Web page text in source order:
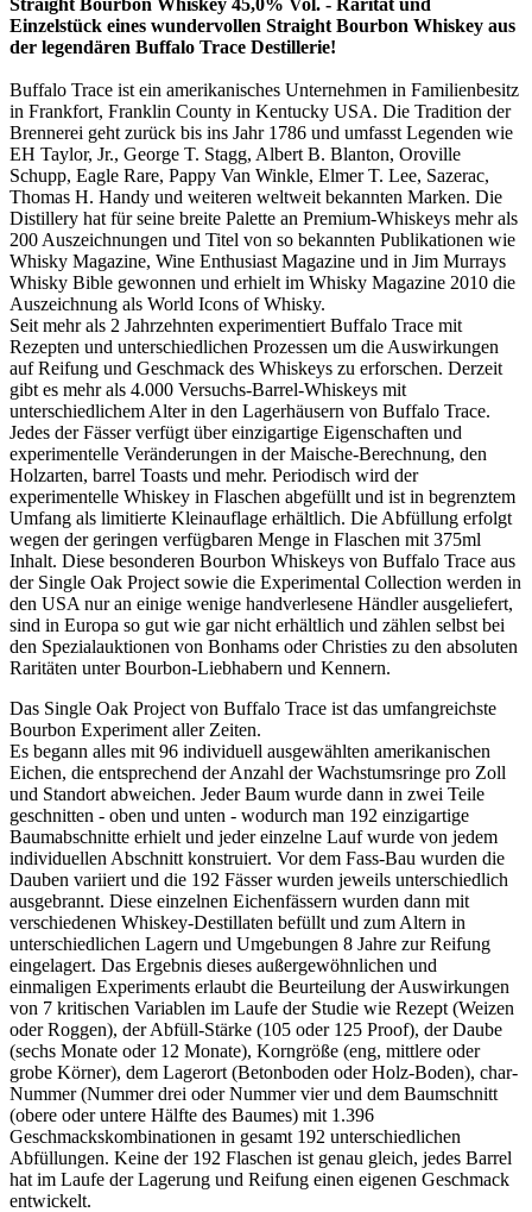
Einzelstück eines wundervollen Straight Bourbon Whiskey aus
der legendären Buffalo Trace Destillerie!
Buffalo Trace ist ein amerikanisches Unternehmen in Familienbesitz
in Frankfort, Franklin County in Kentucky USA. Die Tradition der
Brennerei geht zurück bis ins Jahr 1786 und umfasst Legenden wie
EH Taylor, Jr., George T. Stagg, Albert B. Blanton, Oroville
Schupp, Eagle Rare, Pappy Van Winkle, Elmer T. Lee, Sazerac,
Thomas H. Handy und weiteren weltweit bekannten Marken. Die
Distillery hat für seine breite Palette an Premium-Whiskeys mehr als
200 Auszeichnungen und Titel von so bekannten Publikationen wie
Whisky Magazine, Wine Enthusiast Magazine und in Jim Murrays
Whisky Bible gewonnen und erhielt im Whisky Magazine 2010 die
Auszeichnung als World Icons of Whisky.
Seit mehr als 2 Jahrzehnten experimentiert Buffalo Trace mit
Rezepten und unterschiedlichen Prozessen um die Auswirkungen
auf Reifung und Geschmack des Whiskeys zu erforschen. Derzeit
gibt es mehr als 4.000 Versuchs-Barrel-Whiskeys mit
unterschiedlichem Alter in den Lagerhäusern von Buffalo Trace.
Jedes der Fässer verfügt über einzigartige Eigenschaften und
experimentelle Veränderungen in der Maische-Berechnung, den
Holzarten, barrel Toasts und mehr. Periodisch wird der
experimentelle Whiskey in Flaschen abgefüllt und ist in begrenztem
Umfang als limitierte Kleinauflage erhältlich. Die Abfüllung erfolgt
wegen der geringen verfügbaren Menge in Flaschen mit 375ml
Inhalt. Diese besonderen Bourbon Whiskeys von Buffalo Trace aus
der Single Oak Project sowie die Experimental Collection werden in
den USA nur an einige wenige handverlesene Händler ausgeliefert,
sind in Europa so gut wie gar nicht erhältlich und zählen selbst bei
den Spezialauktionen von Bonhams oder Christies zu den absoluten
Raritäten unter Bourbon-Liebhabern und Kennern.
Das Single Oak Project von Buffalo Trace ist das umfangreichste
Bourbon Experiment aller Zeiten.
Es begann alles mit 96 individuell ausgewählten amerikanischen
Eichen, die entsprechend der Anzahl der Wachstumsringe pro Zoll
und Standort abweichen. Jeder Baum wurde dann in zwei Teile
geschnitten - oben und unten - wodurch man 192 einzigartige
Baumabschnitte erhielt und jeder einzelne Lauf wurde von jedem
individuellen Abschnitt konstruiert. Vor dem Fass-Bau wurden die
Dauben variiert und die 192 Fässer wurden jeweils unterschiedlich
ausgebrannt. Diese einzelnen Eichenfässern wurden dann mit
verschiedenen Whiskey-Destillaten befüllt und zum Altern in
unterschiedlichen Lagern und Umgebungen 8 Jahre zur Reifung
eingelagert. Das Ergebnis dieses außergewöhnlichen und
einmaligen Experiments erlaubt die Beurteilung der Auswirkungen
von 7 kritischen Variablen im Laufe der Studie wie Rezept (Weizen
oder Roggen), der Abfüll-Stärke (105 oder 125 Proof), der Daube
(sechs Monate oder 12 Monate), Korngröße (eng, mittlere oder
grobe Körner), dem Lagerort (Betonboden oder Holz-Boden), char-
Nummer (Nummer drei oder Nummer vier und dem Baumschnitt
(obere oder untere Hälfte des Baumes) mit 1.396
Geschmackskombinationen in gesamt 192 unterschiedlichen
Abfüllungen. Keine der 192 Flaschen ist genau gleich, jedes Barrel
hat im Laufe der Lagerung und Reifung einen eigenen Geschmack
entwickelt.